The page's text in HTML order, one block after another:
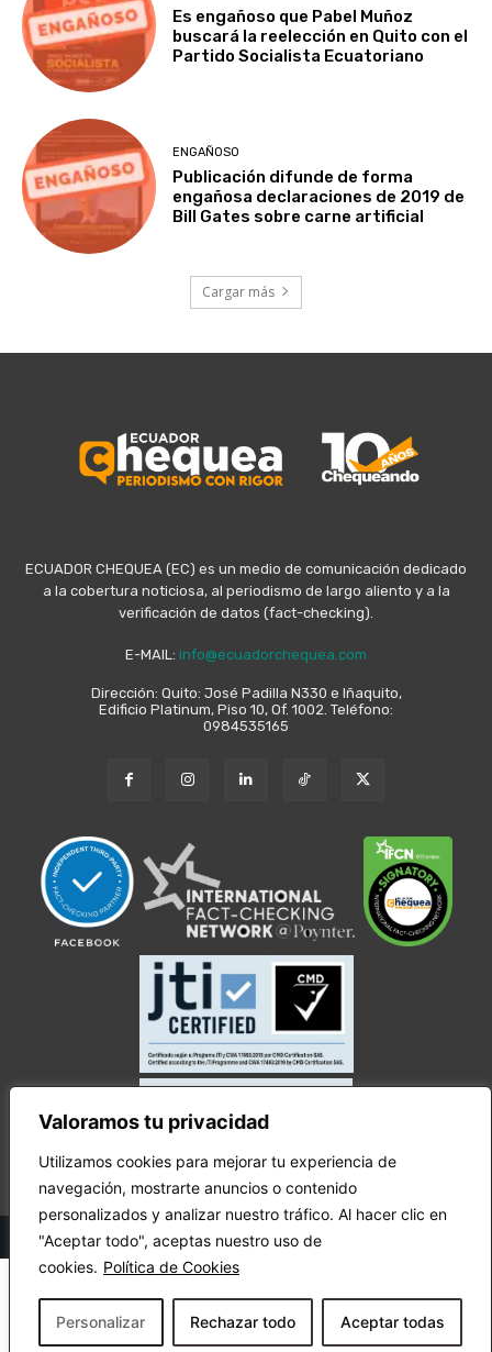
Valoramos tu privacidad
Utilizamos cookies para mejorar tu experiencia de
navegación, mostrarte anuncios o contenido
personalizados y analizar nuestro tráfico. Al hacer clic en
"Aceptar todo", aceptas nuestro uso de
cookies. Política de Cookies
Personalizar Rechazar todo Aceptar todas
Es engañoso que Pabel Muñoz
buscará la reelección en Quito con el
Partido Socialista Ecuatoriano
ENGAÑOSO
Publicación difunde de forma
engañosa declaraciones de 2019 de
Bill Gates sobre carne artificial
Cargar más
ECUADOR CHEQUEA (EC) es un medio de comunicación dedicado
a la cobertura noticiosa, al periodismo de largo aliento y a la
verificación de datos (fact-checking).
E-MAIL: info@ecuadorchequea.com
Dirección: Quito: José Padilla N330 e Iñaquito,
Edificio Platinum, Piso 10, Of. 1002. Teléfono:
0984535165
© Copyright Ecuador Chequea 2025.
¡Apóyanos!